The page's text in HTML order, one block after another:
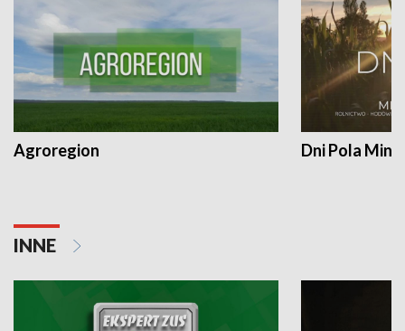
Agroregion Dni Pola
INNE